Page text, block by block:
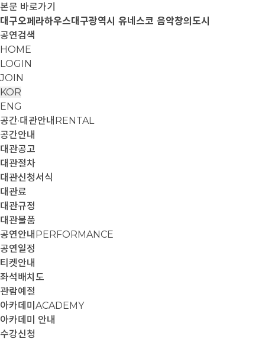
본문 바로가기
대구오페라하우스대구광역시 유네스코 음악창의도시
공연검색
HOME
LOGIN
JOIN
KOR
ENG
공간·대관안내 RENTAL
공간안내
대관공고
대관절차
대관신청서식
대관료
대관규정
대관물품
공연안내 PERFORMANCE
공연일정
티켓안내
좌석배치도
관람예절
아카데미 ACADEMY
아카데미 안내
수강신청